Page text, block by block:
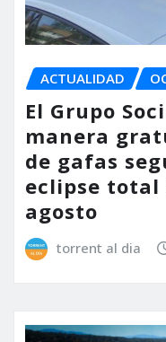
ACTUALIDAD
El Grupo
manera
de gafas
eclipse total
agosto
torrent al dia